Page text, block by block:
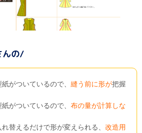
がついているので、縫う前に形が把握
がついているので、布の量が計算しな
れ替えるだけで形が変えられる、改造用